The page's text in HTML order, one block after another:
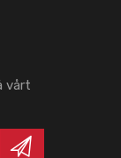
vårt